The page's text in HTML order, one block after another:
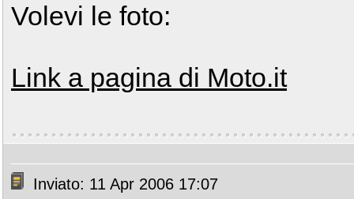
Volevi le foto:
Link a pagina di Moto.it
Inviato: 11 Apr 2006 17:07